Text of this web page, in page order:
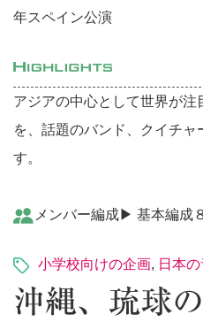
年スペイン公演
アジアの中心として世界が
を、話題のバンド、クイチャ
す。
メンバー編成▶︎ 基本編成
小学校向けの企画, 日本
沖縄、琉球